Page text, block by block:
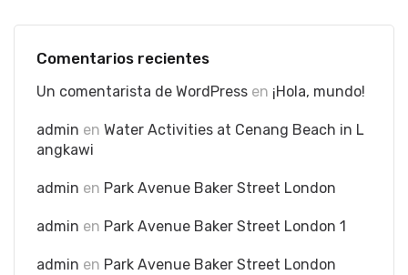
Comentarios recientes
Un comentarista de WordPress en ¡Hola, mundo!
admin en Water Activities at Cenang Beach in L
angkawi
admin en Park Avenue Baker Street London
admin en Park Avenue Baker Street London 1
admin en Park Avenue Baker Street London